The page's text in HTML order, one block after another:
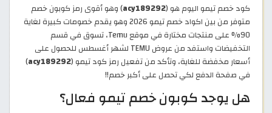
كود خصم تيمو اليوم هو (acy189292) وهو أقوى رمز كوبون خصم
متوفر من بين اكواد خصم تيمو 2026 وهو يقدم خصومات كبيرة لغاية
90% على منتجات مختارة في موقع Temu، تسوق في قسم
التخفيضات واستفد من عروض TEMU لشهر أغسطس للحصول على
أسعار مخفضة للغاية، وتأكد من تفعيل رمز كود تيمو (acy189292
)
في صفحة الدفع لكي تحصل على أكبر خصم!!
هل يوجد كوبون خصم تيمو فعال؟